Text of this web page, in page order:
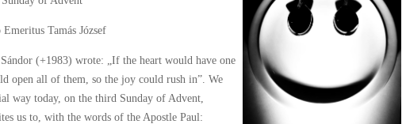
Tamás József
(+1983) wrote: „If the heart would have one
open all of them, so the joy could rush in”. We
way today, on the third Sunday of Advent,
us to, with the words of the Apostle Paul: